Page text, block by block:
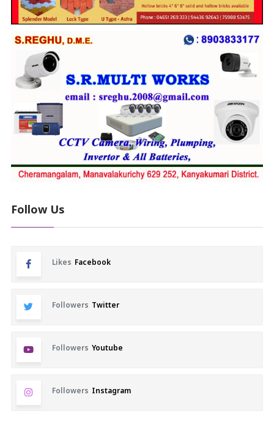
Follow Us
Likes Facebook
Followers Twitter
Followers Youtube
Followers Instagram